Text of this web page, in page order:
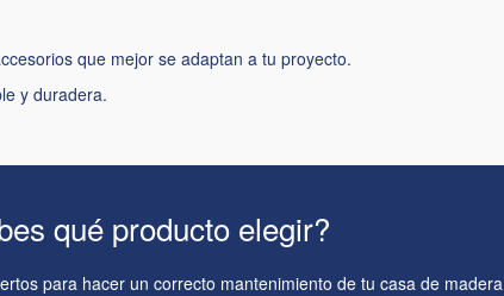
que mejor se adaptan a tu proyecto.
y duradera.
qué producto elegir?
para hacer un correcto mantenimiento de tu casa de madera